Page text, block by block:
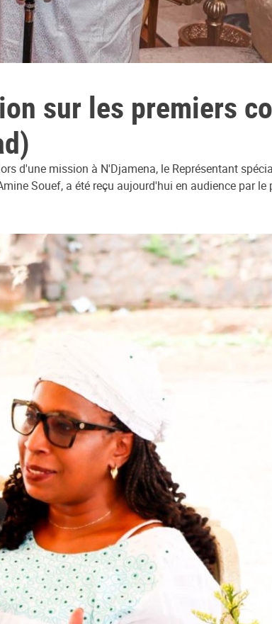
sur les premiers
d'une mission à N'Djamena, le Représentant
Souef, a été reçu aujourd'hui en audience par